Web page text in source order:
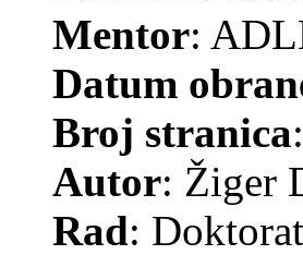
Mentor:
Datum
Broj stranica
Autor: Žiger
Rad: Doktorat